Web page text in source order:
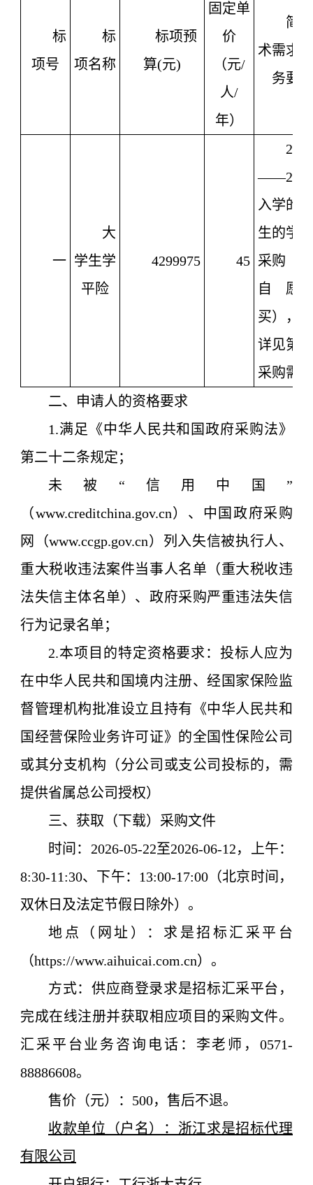
标
项号
标
项名称
标项预
算(元)
固定单
价
（元/
人/
年）
简
术需求
务要求
一
大
学生学
平险
4299975 45
入学的
生的学
采购（
自愿
买），
详见第
采购需
二、申请人的资格要求
1.满足《中华人民共和国政府采购法》
第二十二条规定；
未被“信用中国”
（www.creditchina.gov.cn）、中国政府采购
网（www.ccgp.gov.cn）列入失信被执行人、
重大税收违法案件当事人名单（重大税收违
法失信主体名单）、政府采购严重违法失信
行为记录名单；
2.本项目的特定资格要求：投标人应为
在中华人民共和国境内注册、经国家保险监
督管理机构批准设立且持有《中华人民共和
国经营保险业务许可证》的全国性保险公司
或其分支机构（分公司或支公司投标的，需
提供省属总公司授权）
三、获取（下载）采购文件
时间：2026-05-22至2026-06-12，上午：
8:30-11:30、下午：13:00-17:00（北京时间，
双休日及法定节假日除外）。
地点（网址）：求是招标汇采平台
（https://www.aihuicai.com.cn）。
方式：供应商登录求是招标汇采平台，
完成在线注册并获取相应项目的采购文件。
汇采平台业务咨询电话：李老师，0571-
88886608。
售价（元）：500，售后不退。
收款单位（户名）：浙江求是招标代理
有限公司